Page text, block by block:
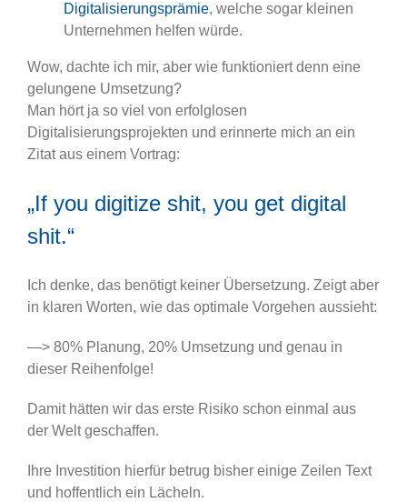
Digitalisierungsprämie, welche sogar kleinen
Unternehmen helfen würde.
Wow, dachte ich mir, aber wie funktioniert denn eine
gelungene Umsetzung?
Man hört ja so viel von erfolglosen
Digitalisierungsprojekten und erinnerte mich an ein
Zitat aus einem Vortrag:
„If you digitize shit, you get digital
shit.“
Ich denke, das benötigt keiner Übersetzung. Zeigt aber
in klaren Worten, wie das optimale Vorgehen aussieht:
—> 80% Planung, 20% Umsetzung und genau in
dieser Reihenfolge!
Damit hätten wir das erste Risiko schon einmal aus
der Welt geschaffen.
Ihre Investition hierfür betrug bisher einige Zeilen Text
und hoffentlich ein Lächeln.